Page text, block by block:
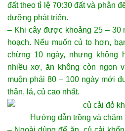
đất theo tỉ lệ 70:30 đất và phân
dưỡng phát triển.
– Khi cây được khoảng 25 – 30
hoạch. Nếu muốn củ to hơn,
chừng 10 ngày, nhưng không
nhiều xơ, ăn không còn ngon
muộn phải 80 – 100 ngày mới
thân, lá, củ cao nhất.
Hướng dẫn trồng và chăm